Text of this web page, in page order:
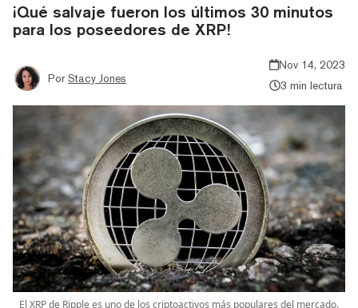
¡Qué salvaje fueron los últimos 30 minutos
para los poseedores de XRP!
Por Stacy Jones
Nov 14, 2023
3 min lectura
El XRP de Ripple es uno de los criptoactivos más populares del mercado.